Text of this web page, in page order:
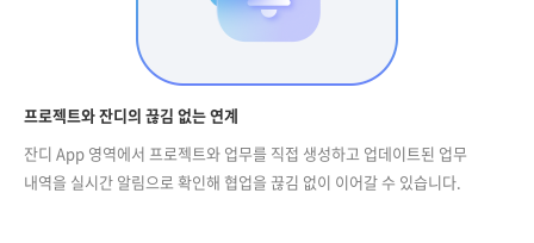
프로젝트와 잔디의 끊김 없는 연계
잔디 App 영역에서 프로젝트와 업무를 직접 생성하고 업데이트된 업무
내역을 실시간 알림으로 확인해 협업을 끊김 없이 이어갈 수 있습니다.